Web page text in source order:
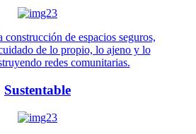
construcción de espacios seguros,
de lo propio, lo ajeno y lo
redes comunitarias.
Sustentable